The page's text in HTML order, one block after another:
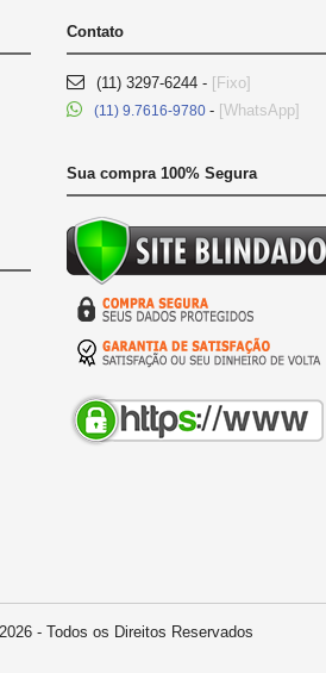
Contato
(11) 3297-6244 - [Fixo]
(11) 9.7616-9780 - [WhatsApp]
Sua compra 100% Segura
- Todos os Direitos Reservados